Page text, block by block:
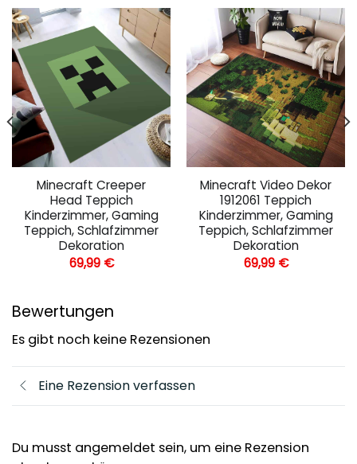
Minecraft Creeper
Head Teppich
Kinderzimmer, Gaming
Teppich, Schlafzimmer
Dekoration
69,99 €
Minecraft Video Dekor
1912061 Teppich
Kinderzimmer, Gaming
Teppich, Schlafzimmer
Dekoration
69,99 €
Bewertungen
Es gibt noch keine Rezensionen
Eine Rezension verfassen
Du musst angemeldet sein, um eine Rezension